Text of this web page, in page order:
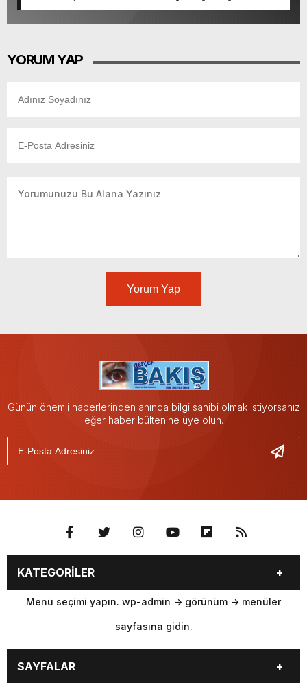
YORUM YAP
Yorum Yap
Günün önemli haberlerinden anında bilgi sahibi olmak istiyorsanız
eğer haber bültenine üye olun.
KATEGORİLER
Menü seçimi yapın. wp-admin -> görünüm -> menüler
sayfasına gidin.
SAYFALAR